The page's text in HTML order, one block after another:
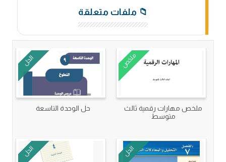
📁 ملفات متعلقة
ملخص
ملخص مهارات رقمية ثالث
متوسط
الحل
حل الوحدة التاسعة
الحل الحل